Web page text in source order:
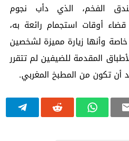
الفخم، الذي دأب نجوم
أوقات استجمام رائعة به،
وأنها زيارة مميزة لشخصين
المقدمة للضيفين لم تتقرر
أن تكون من المطبخ المغربي.